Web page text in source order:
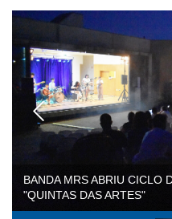
BANDA MRS ABRIU CICLO
"QUINTAS DAS ARTES"